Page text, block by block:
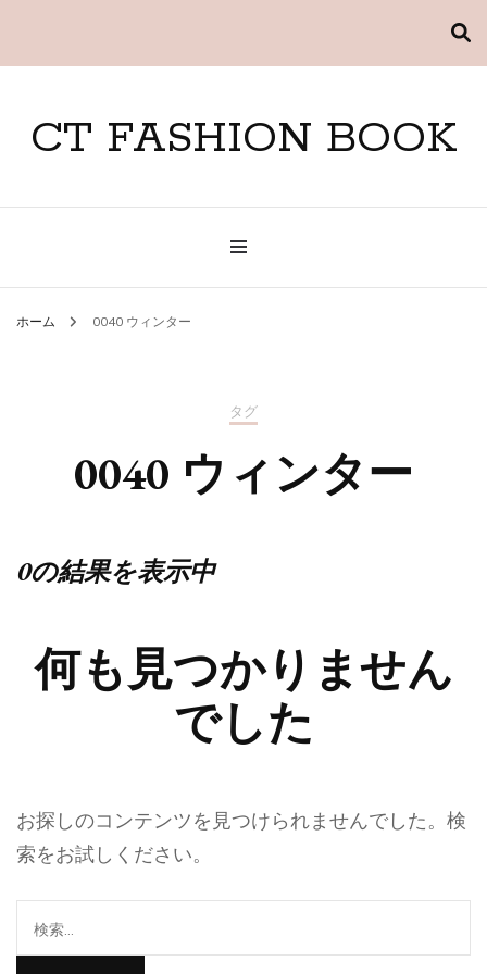
CT FASHION BOOK
ホーム 0040 ウィンター
タグ
0040 ウィンター
0の結果を表示中
何も見つかりません
でした
お探しのコンテンツを見つけられませんでした。検
索をお試しください。
索: